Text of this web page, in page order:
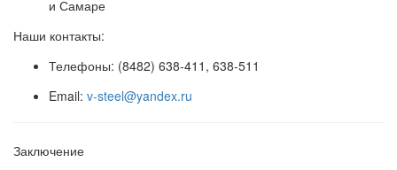
и Самаре
Наши контакты:
Телефоны: (8482) 638-411, 638-511
Email: v-steel@yandex.ru
Заключение